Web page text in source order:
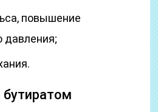
повышение
давления;
бутиратом